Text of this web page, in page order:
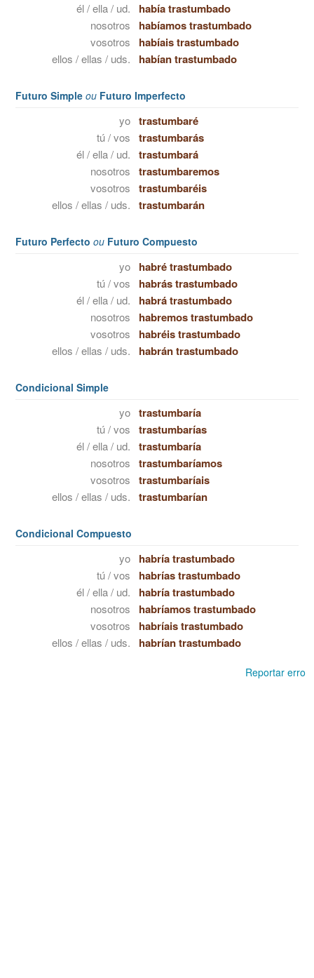
él / ella / ud. había trastumbado
nosotros habíamos trastumbado
vosotros habíais trastumbado
ellos / ellas / uds. habían trastumbado
Futuro Simple ou Futuro Imperfecto
yo trastumbaré
tú / vos trastumbarás
él / ella / ud. trastumbará
nosotros trastumbaremos
vosotros trastumbaréis
ellos / ellas / uds. trastumbarán
Futuro Perfecto ou Futuro Compuesto
yo habré trastumbado
tú / vos habrás trastumbado
él / ella / ud. habrá trastumbado
nosotros habremos trastumbado
vosotros habréis trastumbado
ellos / ellas / uds. habrán trastumbado
Condicional Simple
yo trastumbaría
tú / vos trastumbarías
él / ella / ud. trastumbaría
nosotros trastumbaríamos
vosotros trastumbaríais
ellos / ellas / uds. trastumbarían
Condicional Compuesto
yo habría trastumbado
tú / vos habrías trastumbado
él / ella / ud. habría trastumbado
nosotros habríamos trastumbado
vosotros habríais trastumbado
ellos / ellas / uds. habrían trastumbado
Reportar erro